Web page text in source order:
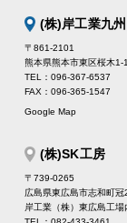
(株)岸工業九州
〒861-2101
熊本県熊本市東区桜木1-
TEL：096-367-6537
FAX：096-365-1547
Google Map
(株)SK工房
〒739-0265
広島県東広島市志和町冠
岸工業（株）東広島工場